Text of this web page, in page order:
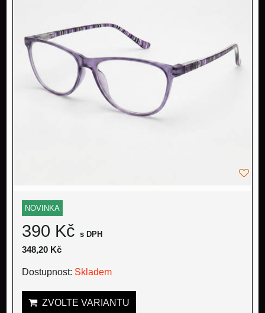
NOVINKA
390 Kč s DPH
348,20 Kč
Dostupnost: Skladem
ZVOLTE VARIANTU